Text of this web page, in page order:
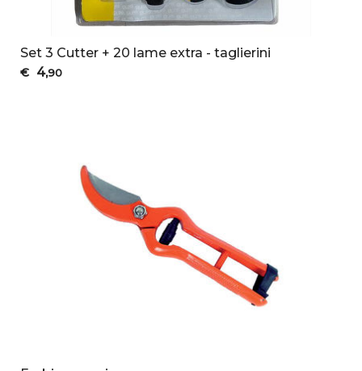
Set 3 Cutter + 20 lame extra - taglierini
€ 4,90